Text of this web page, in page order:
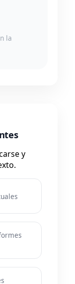
la
y